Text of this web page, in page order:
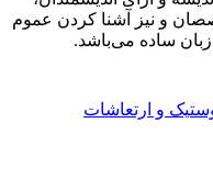
و نیز آشنا کردن عموم
ساده می‌باشد.
و ارتعاشات